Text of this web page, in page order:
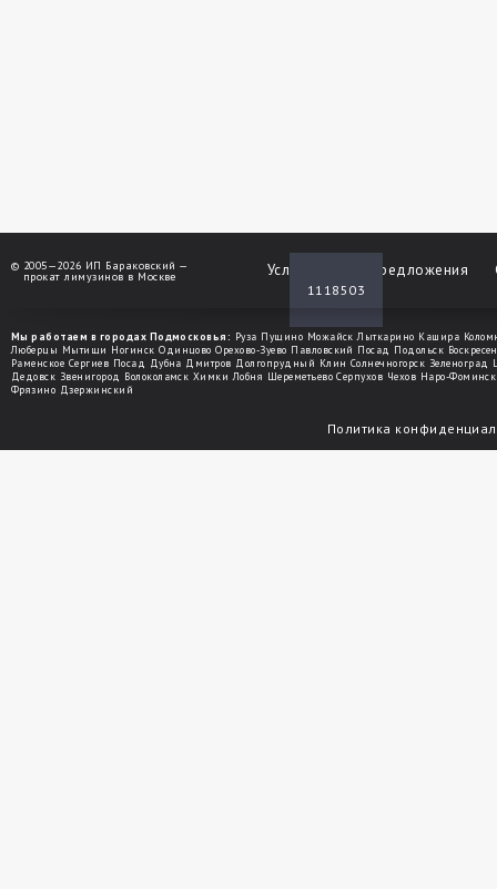
Услуги Спецпредложения
1118503
© 2005—2026 ИП Бараковский —
прокат лимузинов в Москве
Мы работаем в городах Подмосковья: Руза Пущино Можайск Лыткарино Кашира
Люберцы Мытищи Ногинск Одинцово Орехово-Зуево Павловский Посад Подольск
Раменское Сергиев Посад Дубна Дмитров Долгопрудный Клин Солнечногорск Зеленоград
Дедовск Звенигород Волоколамск Химки Лобня Шереметьево Серпухов Чехов Наро-Фоминск
Фрязино Дзержинский
Политика